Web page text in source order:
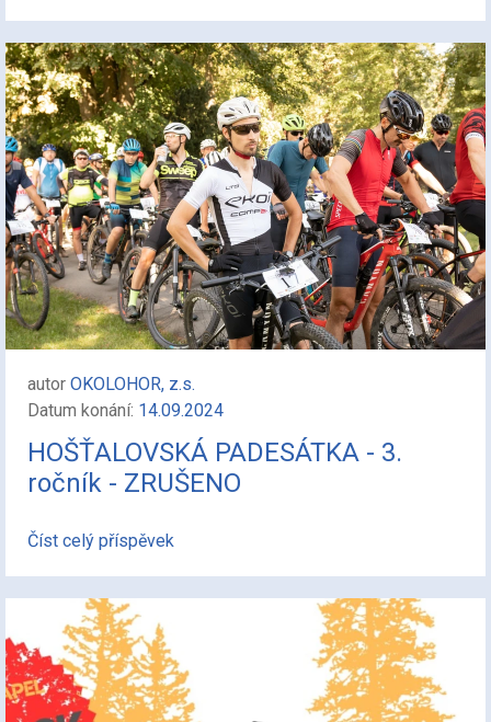
autor OKOLOHOR, z.s.
Datum konání: 14.09.2024
HOŠŤALOVSKÁ PADESÁTKA - 3.
ročník - ZRUŠENO
Číst celý příspěvek